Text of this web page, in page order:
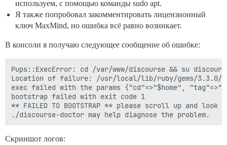
используем, с помощью команды sudo apt.
Я также попробовал закомментировать лицензионный
ключ MaxMind, но ошибка всё равно возникает.
В консоли я получаю следующее сообщение об ошибке:
Pups::ExecError: cd /var/www/discourse && su
Location of failure: /usr/local/lib/ruby/gems/3.3.0/
exec failed with the params {"cd"=>"$home",
bootstrap failed with exit code 1
** FAILED TO BOOTSTRAP ** please scroll up and
Скриншот логов: